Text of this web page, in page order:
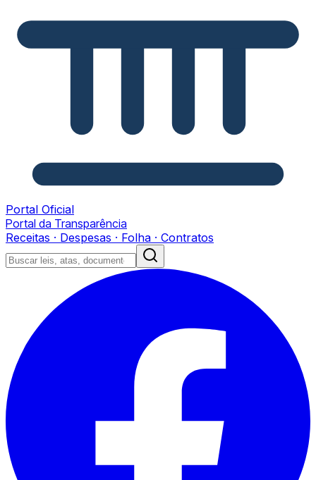
Portal Oficial
Portal da Transparência
Receitas · Despesas · Folha · Contratos